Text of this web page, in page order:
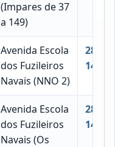
(Impares de 37
a 149)
Avenida Escola
dos Fuzileiros
Navais (NNO 2)
2830-
149
Avenida Escola
dos Fuzileiros
Navais (Os
2830-
149